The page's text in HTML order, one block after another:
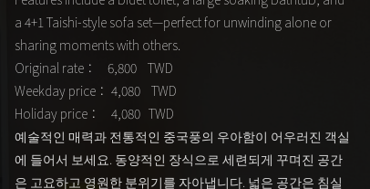
a 4+1 Taishi-style sofa set—perfect for unwinding alone or
sharing moments with others.
Original rate： 6,800 TWD
Weekday price： 4,080 TWD
Holiday price： 4,080 TWD
예술적인 매력과 전통적인 중국풍의 우아함이 어우러진 객실
에 들어서 보세요. 동양적인 장식으로 세련되게 꾸며진 공간
은 고요하고 영원한 분위기를 자아냅니다. 넓은 공간은 침실